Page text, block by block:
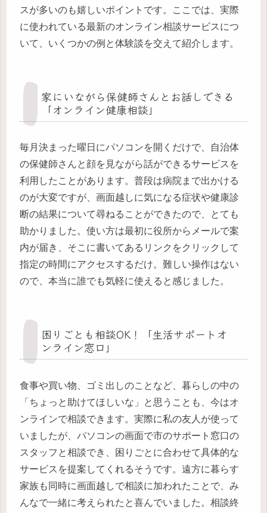
スが多いのも嬉しいポイントです。ここでは、実際
に使われている最新のオンライン相談サービスにつ
いて、いくつかの例と体験談を交えて紹介します。
家にいながら保健師さんとお話しできる
「オンライン健康相談」
毎月決まった曜日にパソコンを開くだけで、自治体
の保健師さんと顔を見ながら話ができるサービスを
利用したことがあります。普段は病院まで出かける
のが大変ですが、画面越しに気になる症状や健康診
断の結果について尋ねることができたので、とても
助かりました。使い方は最初に役所からメールで案
内が届き、そこに書いてあるリンクをクリックして
指定の時間にアクセスするだけ。難しい操作はない
ので、本当に誰でも気軽に使えると感じました。
困りごとも相談OK！「生活サポートオ
ンライン窓口」
食事や買い物、ゴミ出しのことなど、暮らしの中の
「ちょっと助けてほしいな」と思うことも、今はオ
ンラインで相談できます。実際に私の友人が使って
いましたが、パソコンの画面で市のサポート窓口の
スタッフと相談でき、困りごとに合わせて具体的な
サービスを提案してくれるそうです。遠方に暮らす
家族も同時に画面越しで相談に加われたことで、み
んなで一緒に考えられたと喜んでいました。相談終